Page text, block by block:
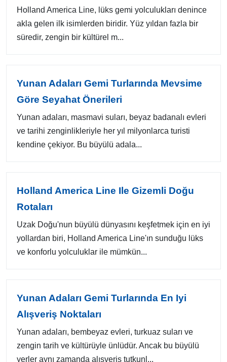
Holland America Line, lüks gemi yolculukları denince
akla gelen ilk isimlerden biridir. Yüz yıldan fazla bir
süredir, zengin bir kültürel m...
Yunan Adaları Gemi Turlarında Mevsime
Göre Seyahat Önerileri
Yunan adaları, masmavi suları, beyaz badanalı evleri
ve tarihi zenginlikleriyle her yıl milyonlarca turisti
kendine çekiyor. Bu büyülü adala...
Holland America Line Ile Gizemli Doğu
Rotaları
Uzak Doğu'nun büyülü dünyasını keşfetmek için en iyi
yollardan biri, Holland America Line'ın sunduğu lüks
ve konforlu yolculuklar ile mümkün...
Yunan Adaları Gemi Turlarında En Iyi
Alışveriş Noktaları
Yunan adaları, bembeyaz evleri, turkuaz suları ve
zengin tarih ve kültürüyle ünlüdür. Ancak bu büyülü
yerler aynı zamanda alışveriş tutkunl...